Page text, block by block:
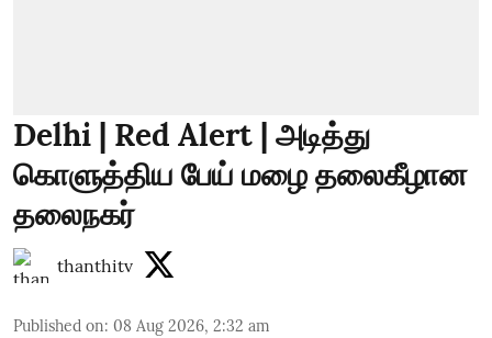
Delhi | Red Alert | அடித்து
கொளுத்திய பேய் மழை தலைகீழான
தலைநகர்
thanthitv
Published on: 08 Aug 2026, 2:32 am